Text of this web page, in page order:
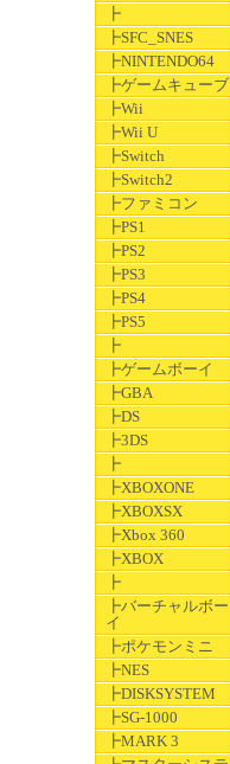
┣
┣SFC_SNES
┣NINTENDO64
┣ゲームキューブ
┣Wii
┣Wii U
┣Switch
┣Switch2
┣ファミコン
┣PS1
┣PS2
┣PS3
┣PS4
┣PS5
┣
┣ゲームボーイ
┣GBA
┣DS
┣3DS
┣
┣XBOXONE
┣XBOXSX
┣Xbox 360
┣XBOX
┣
┣バーチャルボー
イ
┣ポケモンミニ
┣NES
┣DISKSYSTEM
┣SG-1000
┣MARK 3